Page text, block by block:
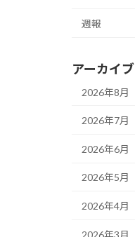
週報
アーカイブ
2026年8月
2026年7月
2026年6月
2026年5月
2026年4月
2026年3月